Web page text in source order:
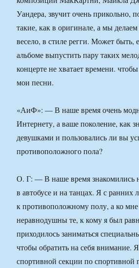
Уандера, звучит очень прикольно,
такие, как в оригинале, а мы
весело, в стиле регги. Может быть,
альбоме выпустить пару таких
концерте не хватает времени.
мои песни.
«АиФ»: — В наше время очень
Интернету, а ваше поколение, как
девушками и пользовались ли вы
противоположного пола?
О. Г: — В наше время знакомились
в автобусе и на танцах. Я с ранних
к противоположному полу, а ко
неравнодушны те, к кому я был
приходилось заниматься
чтобы обратить на себя внимание.
спортивной секции по спортивной